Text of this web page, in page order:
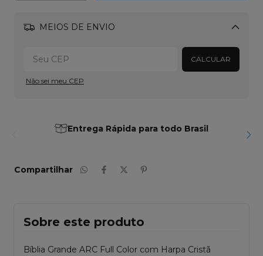
MEIOS DE ENVIO
Alterar CEP
CALCULAR
Não sei meu CEP
Entrega Rápida para todo Brasil
Compartilhar
Sobre este produto
Bíblia Grande ARC Full Color com Harpa Cristã